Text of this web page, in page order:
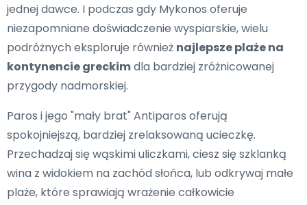
jednej dawce. I podczas gdy Mykonos oferuje
niezapomniane doświadczenie wyspiarskie, wielu
podróżnych eksploruje również najlepsze plaże na
kontynencie greckimdla bardziej zróżnicowanej
przygody nadmorskiej.
Paros i jego "mały brat" Antiparos oferują
spokojniejszą, bardziej zrelaksowaną ucieczkę.
Przechadzaj się wąskimi uliczkami, ciesz się szklanką
wina z widokiem na zachód słońca, lub odkrywaj małe
plaże, które sprawiają wrażenie całkowicie